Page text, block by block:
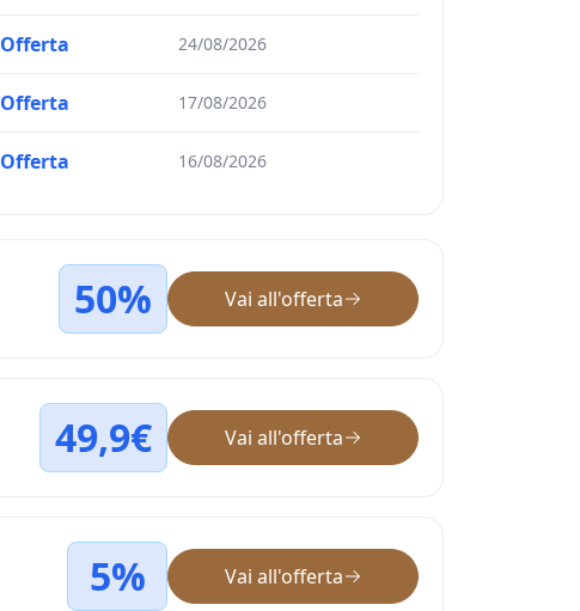
Offerta 24/08/2026
Offerta 17/08/2026
Offerta 16/08/2026
50% Vai all'offerta
49,9€ Vai all'offerta
5% Vai all'offerta